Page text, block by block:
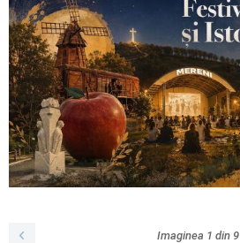
Imaginea 1 din 9